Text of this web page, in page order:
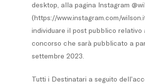
desktop, alla pagina Instagram
(https://www.instagram.com/
individuare il post pubblico relativo
concorso che sarà pubblicato a
settembre 2023.
Tutti i Destinatari a seguito